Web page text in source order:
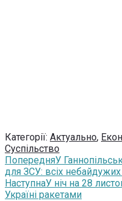
Категорії: Актуально,
Суспільство
ПопередняУ
для ЗСУ: всіх
НаступнаУ ніч на 28
Україні ракетами